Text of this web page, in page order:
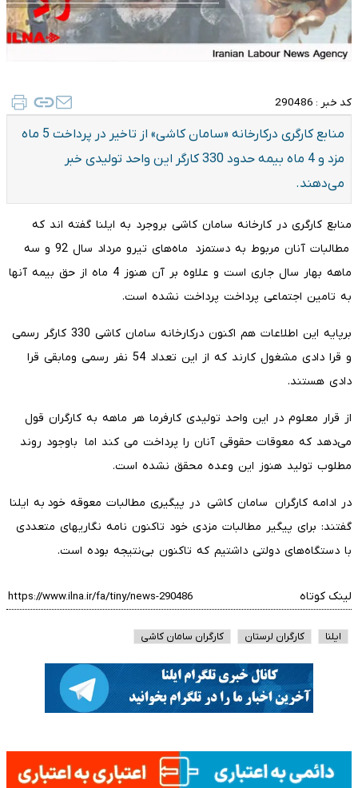
کد خبر : 290486
منابع کارگری درکارخانه «سامان کاشی» از تاخیر در پرداخت 5 ماه
مزد و 4 ماه بیمه حدود 330 کارگر این واحد تولیدی خبر
می‌دهند.
منابع کارگری در کارخانه سامان کاشی بروجرد به ایلنا گفته اند که
مطالبات آنان مربوط به دستمزد ماه‌های تیرو مرداد سال 92 و سه
ماهه بهار سال جاری است و علاوه بر آن هنوز 4 ماه از حق بیمه آنها
به تامین اجتماعی پرداخت پرداخت نشده است.
برپایه این اطلاعات هم اکنون درکارخانه سامان کاشی 330 کارگر رسمی
و قرا دادی مشغول کارند که از این تعداد 54 نفر رسمی ومابقی قرا
دادی هستند.
از قرار معلوم در این واحد تولیدی کارفرما هر ماهه به کارگران قول
می‌دهد که معوقات حقوقی آنان را پرداخت می کند اما باوجود روند
مطلوب تولید هنوز این وعده محقق نشده است.
در ادامه کارگران سامان کاشی در پیگیری مطالبات معوقه خود به ایلنا
گفتند: برای پیگیر‌ مطالبات مزدی خود تاکنون نامه نگاریهای متعددی
با دستگاه‌های دولتی داشتیم که تاکنون بی‌نتیجه بوده است.
لینک کوتاه
ایلنا کارگران لرستان کارگران سامان کاشی